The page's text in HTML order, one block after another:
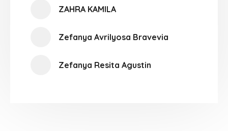
ZAHRA KAMILA
Zefanya Avrilyosa Bravevia
Zefanya Resita Agustin